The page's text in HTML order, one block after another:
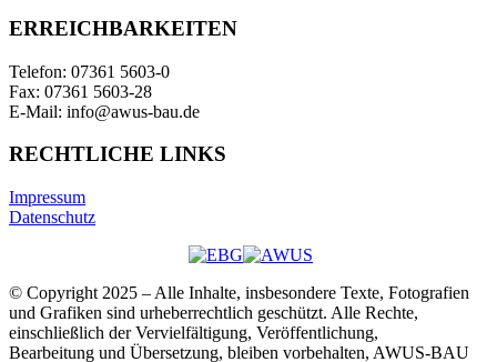
ERREICHBARKEITEN
Telefon: 07361 5603-0
Fax: 07361 5603-28
E-Mail: info@awus-bau.de
RECHTLICHE LINKS
Impressum
Datenschutz
© Copyright 2025 – Alle Inhalte, insbesondere Texte, Fotografien
und Grafiken sind urheberrechtlich geschützt. Alle Rechte,
einschließlich der Vervielfältigung, Veröffentlichung,
Bearbeitung und Übersetzung, bleiben vorbehalten, AWUS-BAU